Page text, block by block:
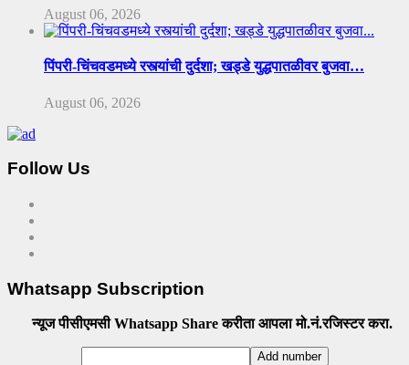
August 06, 2026
पिंपरी-चिंचवडमध्ये रस्त्यांची दुर्दशा; खड्डे युद्धपातळीवर बुजवा…
August 06, 2026
Follow Us
Whatsapp Subscription
न्यूज पीसीएमसी Whatsapp Share करीता आपला मो.नं.रजिस्टर करा.